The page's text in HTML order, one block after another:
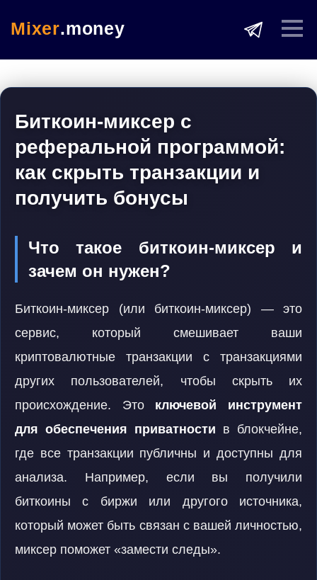
Mixer.money
Биткоин-миксер с
реферальной программой:
как скрыть транзакции и
получить бонусы
Что такое биткоин-миксер и
зачем он нужен?
Биткоин-миксер (или биткоин-миксер) — это
сервис, который смешивает ваши
криптовалютные транзакции с транзакциями
других пользователей, чтобы скрыть их
происхождение. Это ключевой инструмент
для обеспечения приватности в блокчейне,
где все транзакции публичны и доступны для
анализа. Например, если вы получили
биткоины с биржи или другого источника,
который может быть связан с вашей личностью,
миксер поможет «замести следы».